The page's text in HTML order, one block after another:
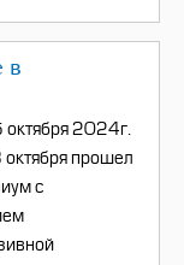
в
октября 2024г.
прошел
с